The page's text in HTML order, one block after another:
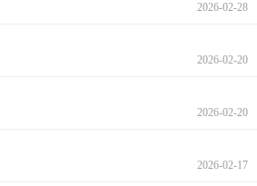
2026-02-28
2026-02-20
2026-02-20
2026-02-17